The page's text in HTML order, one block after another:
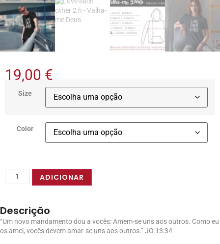
19,00 €
Size
Color
ADICIONAR
Descrição
“Um novo mandamento dou a vocês: Amem-se uns aos outros. Como eu
os amei, vocês devem amar-se uns aos outros.” JO 13:34